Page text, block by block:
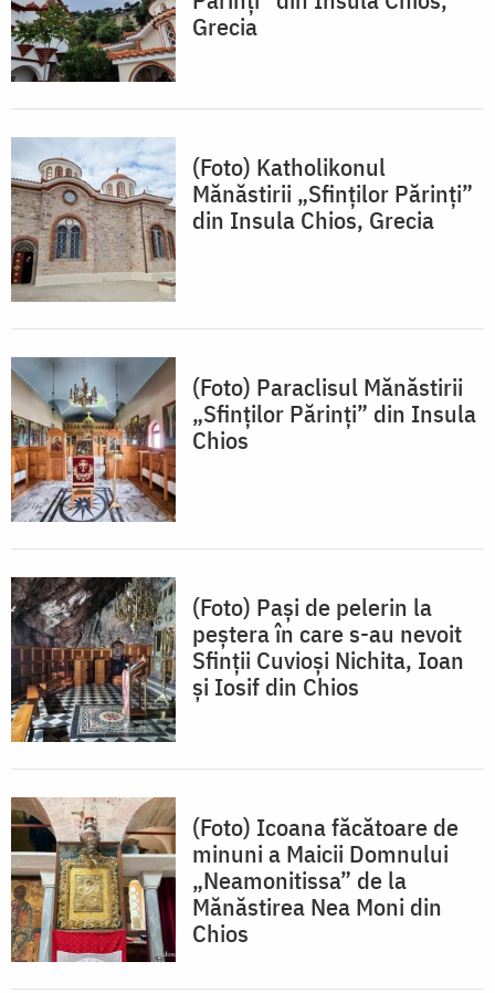
Grecia
(Foto) Katholikonul
Mănăstirii „Sfinților Părinți”
din Insula Chios, Grecia
(Foto) Paraclisul Mănăstirii
„Sfinților Părinți” din Insula
Chios
(Foto) Pași de pelerin la
peștera în care s-au nevoit
Sfinții Cuvioși Nichita, Ioan
și Iosif din Chios
(Foto) Icoana făcătoare de
minuni a Maicii Domnului
„Neamonitissa” de la
Mănăstirea Nea Moni din
Chios